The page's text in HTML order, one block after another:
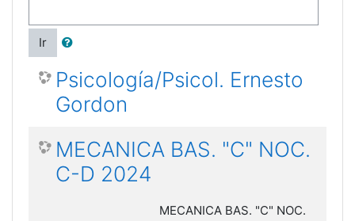
Ir
Psicología/Psicol. Ernesto
Gordon
MECANICA BAS. "C" NOC.
C-D 2024
MECANICA BAS. "C" NOC.